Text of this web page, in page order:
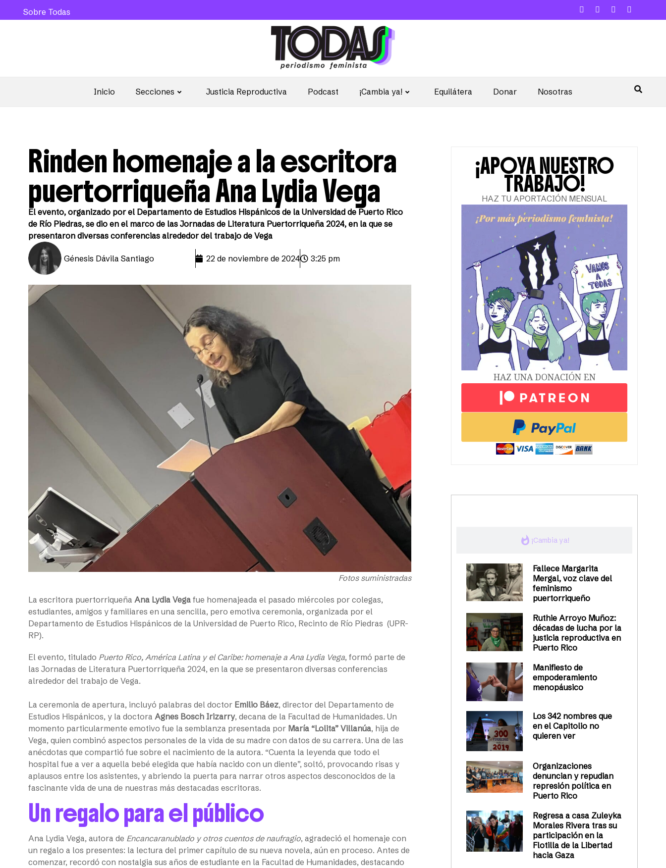
Inicio Secciones Justicia Reproductiva Podcast ¡Cambia ya! Equilátera Donar Nosotras
Sobre Todas
Rinden homenaje a la escritora
puertorriqueña Ana Lydia Vega
El evento, organizado por el Departamento de Estudios Hispánicos de la Universidad de Puerto Rico
de Río Piedras, se dio en el marco de las Jornadas de Literatura Puertorriqueña 2024, en la que se
presentaron diversas conferencias alrededor del trabajo de Vega
Génesis Dávila Santiago 22 de noviembre de 2024 3:25 pm
Fotos suministradas
La escritora puertorriqueña Ana Lydia Vega fue homenajeada el pasado miércoles por colegas,
estudiantes, amigos y familiares en una sencilla, pero emotiva ceremonia, organizada por el
Departamento de Estudios Hispánicos de la Universidad de Puerto Rico, Recinto de Río Piedras (UPR-
RP).
El evento, titulado Puerto Rico, América Latina y el Caribe: homenaje a Ana Lydia Vega, formó parte de
las Jornadas de Literatura Puertorriqueña 2024, en la que se presentaron diversas conferencias
alrededor del trabajo de Vega.
La ceremonia de apertura, incluyó palabras del doctor Emilio Báez, director del Departamento de
Estudios Hispánicos, y la doctora Agnes Bosch Irizarry, decana de la Facultad de Humanidades. Un
momento particularmente emotivo fue la semblanza presentada por María “Lolita” Villanúa, hija de
Vega, quien combinó aspectos personales de la vida de su madre con datos de su carrera. Una de las
anécdotas que compartió fue sobre el nacimiento de la autora. “Cuenta la leyenda que todo el
hospital fue a ver a aquella bebé elegida que había nacido con un diente”, soltó, provocando risas y
aplausos entre los asistentes, y abriendo la puerta para narrar otros aspectos desconocidos de la
fascinante vida de una de nuestras más destacadas escritoras.
Un regalo para el público
Ana Lydia Vega, autora de Encancaranublado y otros cuentos de naufragio, agradeció el homenaje con
un regalo a los presentes: la lectura del primer capítulo de su nueva novela, aún en proceso. Antes de
comenzar, recordó con nostalgia sus años de estudiante en la Facultad de Humanidades, destacando
¡APOYA NUESTRO
TRABAJO!
HAZ TU APORTACIÓN MENSUAL
HAZ UNA DONACIÓN EN
whatshot ¡Cambia ya!
Fallece Margarita
Mergal, voz clave del
feminismo
puertorriqueño
Ruthie Arroyo Muñoz:
décadas de lucha por la
justicia reproductiva en
Puerto Rico
Manifiesto de
empoderamiento
menopáusico
Los 342 nombres que
en el Capitolio no
quieren ver
Organizaciones
denuncian y repudian
represión política en
Puerto Rico
Regresa a casa Zuleyka
Morales Rivera tras su
participación en la
Flotilla de la Libertad
hacia Gaza